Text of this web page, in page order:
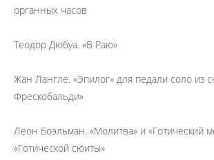
органных часов
Теодор Дюбуа. «В Раю»
Жан Лангле. «Эпилог» для педали соло из
Фрескобальди»
Леон Боэльман. «Молитва» и «Готический
«Готической сюиты»